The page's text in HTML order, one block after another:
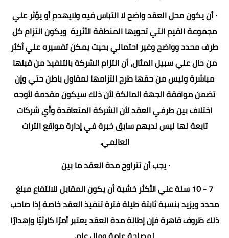
· أن يكون محل العقد واضح لا التباس فيه ولايهدم أو يؤثر علي
مجموعة القيم التي تحويها المنطقة الأثرية ويكون التزام كل
طرف محدد وواضح وغير احتمالي بحيث يمكن تفسيره علي أكثر
من حال علي سبيل المثال، أن التزام الشركة بالتنفيذ من قبلها
مباشرة وليس من حقها طرح التزامها لمقاول باطن حتي وإن
تضمن موافقة الجهة المالكة لأن ذلك سيكون مقدمة لأوجه
اختلاف بين طرفي العقد لأن الشركة المتعاقدة وأي شركات
تابعة لها ليس لديهم سابق خبرة في إدارة مواقع التراث
العالمي.
· يجب أن تتراوح مدة العقد ما بين
7 - 10 سنة علي الأكثر خشية أن يكون المقابل للانتفاع مبلغ
محدد ويزيد بنسبة ثابتة طيلة فترة تنفيذ العقد خاصة إذا صاحب
ذلك ظروف قاهرة فإن إطالة مدة العقد يعتبر أمرًا كارثيًا وإهدارًا